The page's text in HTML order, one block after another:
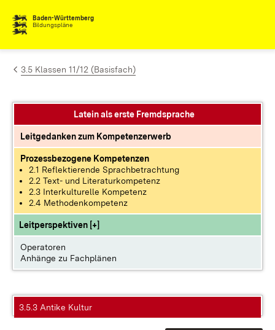
Zum Inhalt springen
Baden-Württemberg
Bildungspläne
3.5 Klassen 11/12 (Basisfach)
Latein als erste Fremdsprache
Leitgedanken zum Kompetenzerwerb
Prozessbezogene Kompetenzen
2.1 Reflektierende Sprachbetrachtung
2.2 Text- und Literaturkompetenz
2.3 Interkulturelle Kompetenz
2.4 Methodenkompetenz
Leitperspektiven [+]
Operatoren
Anhänge zu Fachplänen
3.5.3 Antike Kultur